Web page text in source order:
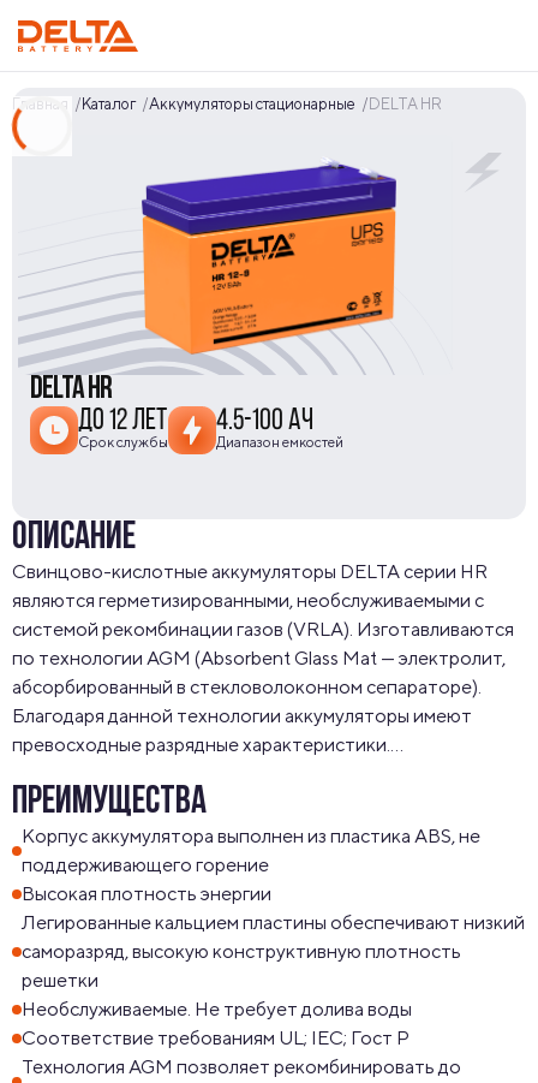
Главная Каталог Аккумуляторы стационарные DELTA HR
DELTA HR
ДО 12 ЛЕТ
Срок службы
4.5-100 АЧ
Диапазон емкостей
ОПИСАНИЕ
Свинцово-кислотные аккумуляторы DELTA серии HR
являются герметизированными, необслуживаемыми с
системой рекомбинации газов (VRLA). Изготавливаются
по технологии AGM (Absorbent Glass Mat — электролит,
абсорбированный в стекловолоконном сепараторе).
Благодаря данной технологии аккумуляторы имеют
превосходные разрядные характеристики.
разработанной специально для использования в
источниках бесперебойного питания, в т. ч. ЦОД, в
системах связи и другого оборудования.
ПРЕИМУЩЕСТВА
Корпус аккумулятора выполнен из пластика ABS, не
поддерживающего горение
Высокая плотность энергии
Легированные кальцием пластины обеспечивают низкий
саморазряд, высокую конструктивную плотность
решетки
Необслуживаемые. Не требует долива воды
Соответствие требованиям UL; IEC; Гост Р
Технология AGM позволяет рекомбинировать до